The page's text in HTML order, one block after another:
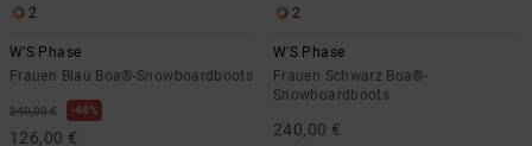
2
W'S Phase
Frauen Blau Boa®-Snowboardboots
240,00 € 48%
126,00 €
2
W'S Phase
Frauen Schwarz Boa®-
Snowboardboots
240,00 €